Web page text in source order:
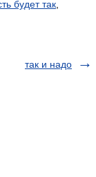
будет так
так и надо